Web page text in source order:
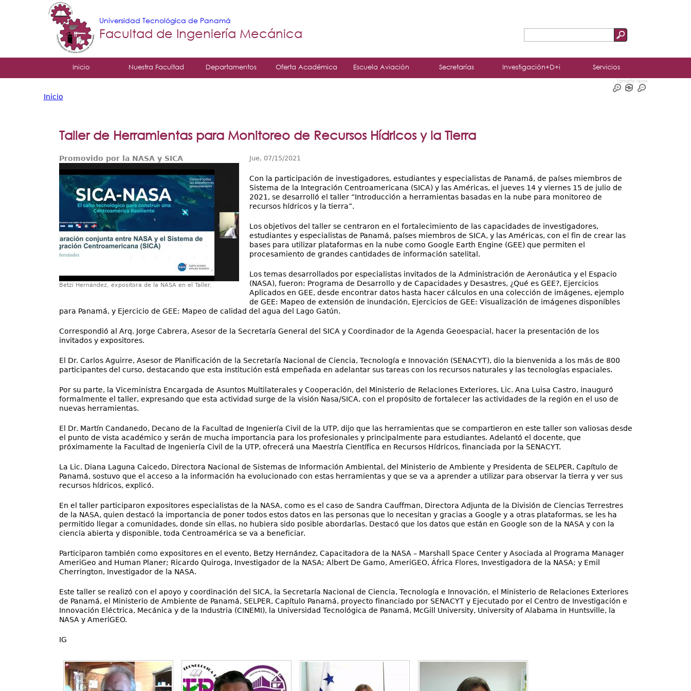
de
Universidad Tecnológica de Panamá
Facultad de Ingeniería Mecánica
Tropical
Principal
Inicio Nuestra Facultad Departamentos Oferta Académica Escuela Aviación Secretarías Investigación+D+i Servicios
Tamaño Texto
está
Inicio
Taller de Herramientas para Monitoreo de Recursos Hídricos y la Tierra
Promovido por la NASA y SICA
Betzi Hernández, expositora de la NASA en el Taller.
Jue, 07/15/2021
Con la participación de investigadores, estudiantes y especialistas de Panamá, de países miembros de
Sistema de la Integración Centroamericana (SICA) y las Américas, el jueves 14 y viernes 15 de julio de
2021, se desarrolló el taller “Introducción a herramientas basadas en la nube para monitoreo de
recursos hídricos y la tierra”.
Los objetivos del taller se centraron en el fortalecimiento de las capacidades de investigadores,
estudiantes y especialistas de Panamá, países miembros de SICA, y las Américas, con el fin de crear las
bases para utilizar plataformas en la nube como Google Earth Engine (GEE) que permiten el
procesamiento de grandes cantidades de información satelital.
Los temas desarrollados por especialistas invitados de la Administración de Aeronáutica y el Espacio
(NASA), fueron: Programa de Desarrollo y de Capacidades y Desastres, ¿Qué es GEE?, Ejercicios
Aplicados en GEE, desde encontrar datos hasta hacer cálculos en una colección de imágenes, ejemplo
de GEE: Mapeo de extensión de inundación, Ejercicios de GEE: Visualización de imágenes disponibles
para Panamá, y Ejercicio de GEE: Mapeo de calidad del agua del Lago Gatún.
Correspondió al Arq. Jorge Cabrera, Asesor de la Secretaría General del SICA y Coordinador de la Agenda Geoespacial, hacer la presentación de los
invitados y expositores.
El Dr. Carlos Aguirre, Asesor de Planificación de la Secretaría Nacional de Ciencia, Tecnología e Innovación (SENACYT), dio la bienvenida a los más de 800
participantes del curso, destacando que esta institución está empeñada en adelantar sus tareas con los recursos naturales y las tecnologías espaciales.
Por su parte, la Viceministra Encargada de Asuntos Multilaterales y Cooperación, del Ministerio de Relaciones Exteriores, Lic. Ana Luisa Castro, inauguró
formalmente el taller, expresando que esta actividad surge de la visión Nasa/SICA, con el propósito de fortalecer las actividades de la región en el uso de
nuevas herramientas.
El Dr. Martín Candanedo, Decano de la Facultad de Ingeniería Civil de la UTP, dijo que las herramientas que se compartieron en este taller son valiosas desde
el punto de vista académico y serán de mucha importancia para los profesionales y principalmente para estudiantes. Adelantó el docente, que
próximamente la Facultad de Ingeniería Civil de la UTP, ofrecerá una Maestría Científica en Recursos Hídricos, financiada por la SENACYT.
La Lic. Diana Laguna Caicedo, Directora Nacional de Sistemas de Información Ambiental, del Ministerio de Ambiente y Presidenta de SELPER, Capítulo de
Panamá, sostuvo que el acceso a la información ha evolucionado con estas herramientas y que se va a aprender a utilizar para observar la tierra y ver sus
recursos hídricos, explicó.
En el taller participaron expositores especialistas de la NASA, como es el caso de Sandra Cauffman, Directora Adjunta de la División de Ciencias Terrestres
de la NASA, quien destacó la importancia de poner todos estos datos en las personas que lo necesitan y gracias a Google y a otras plataformas, se les ha
permitido llegar a comunidades, donde sin ellas, no hubiera sido posible abordarlas. Destacó que los datos que están en Google son de la NASA y con la
ciencia abierta y disponible, toda Centroamérica se va a beneficiar.
Participaron también como expositores en el evento, Betzy Hernández, Capacitadora de la NASA – Marshall Space Center y Asociada al Programa Manager
AmeriGeo and Human Planer; Ricardo Quiroga, Investigador de la NASA; Albert De Gamo, AmeriGEO, África Flores, Investigadora de la NASA; y Emil
Cherrington, Investigador de la NASA.
Este taller se realizó con el apoyo y coordinación del SICA, la Secretaría Nacional de Ciencia, Tecnología e Innovación, el Ministerio de Relaciones Exteriores
de Panamá, el Ministerio de Ambiente de Panamá, SELPER, Capítulo Panamá, proyecto financiado por SENACYT y Ejecutado por el Centro de Investigación e
Innovación Eléctrica, Mecánica y de la Industria (CINEMI), la Universidad Tecnológica de Panamá, McGill University, University of Alabama in Huntsville, la
NASA y AmeriGEO.
IG